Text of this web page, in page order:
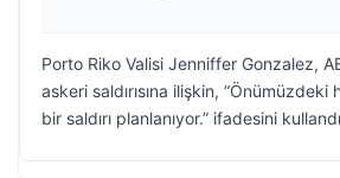
Porto Riko Valisi Jenniffer Gonzalez,
askeri saldırısına ilişkin, “Önümüzdeki
bir saldırı planlanıyor.” ifadesini